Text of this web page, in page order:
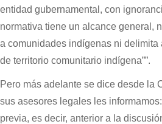
entidad gubernamental, con
normativa tiene un alcance general,
a comunidades indígenas ni delimita
de territorio comunitario indígena””.
Pero más adelante se dice desde la
sus asesores legales les
previa, es decir, anterior a la